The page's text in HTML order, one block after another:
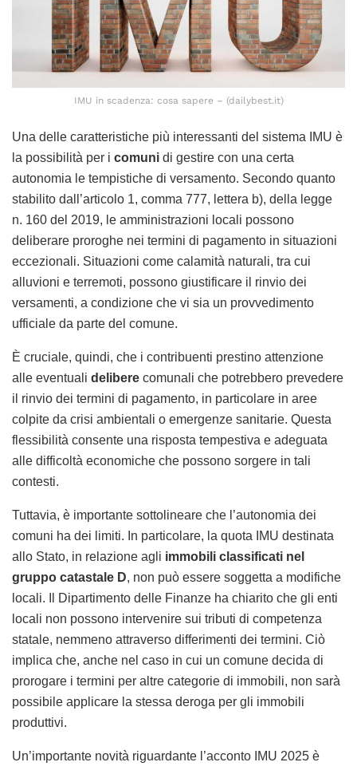
IMU in scadenza: cosa sapere – (dailybest.it)
Una delle caratteristiche più interessanti del sistema IMU è
la possibilità per i comuni di gestire con una certa
autonomia le tempistiche di versamento. Secondo quanto
stabilito dall’articolo 1, comma 777, lettera b), della legge
n. 160 del 2019, le amministrazioni locali possono
deliberare proroghe nei termini di pagamento in situazioni
eccezionali. Situazioni come calamità naturali, tra cui
alluvioni e terremoti, possono giustificare il rinvio dei
versamenti, a condizione che vi sia un provvedimento
ufficiale da parte del comune.
È cruciale, quindi, che i contribuenti prestino attenzione
alle eventuali delibere comunali che potrebbero prevedere
il rinvio dei termini di pagamento, in particolare in aree
colpite da crisi ambientali o emergenze sanitarie. Questa
flessibilità consente una risposta tempestiva e adeguata
alle difficoltà economiche che possono sorgere in tali
contesti.
Tuttavia, è importante sottolineare che l’autonomia dei
comuni ha dei limiti. In particolare, la quota IMU destinata
allo Stato, in relazione agli immobili classificati nel
gruppo catastale D, non può essere soggetta a modifiche
locali. Il Dipartimento delle Finanze ha chiarito che gli enti
locali non possono intervenire sui tributi di competenza
statale, nemmeno attraverso differimenti dei termini. Ciò
implica che, anche nel caso in cui un comune decida di
prorogare i termini per altre categorie di immobili, non sarà
possibile applicare la stessa deroga per gli immobili
produttivi.
Un’importante novità riguardante l’acconto IMU 2025 è